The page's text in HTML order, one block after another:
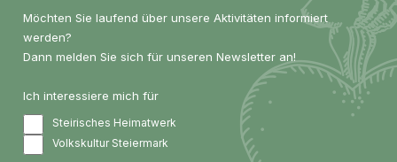
Möchten Sie laufend über unsere Aktivitäten informiert
werden?
Dann melden Sie sich für unseren Newsletter an!
Ich interessiere mich für
Steirisches Heimatwerk
Volkskultur Steiermark